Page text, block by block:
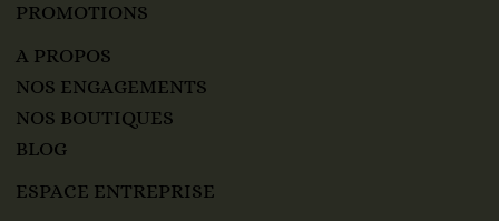
PROMOTIONS
A PROPOS
NOS ENGAGEMENTS
NOS BOUTIQUES
BLOG
ESPACE ENTREPRISE